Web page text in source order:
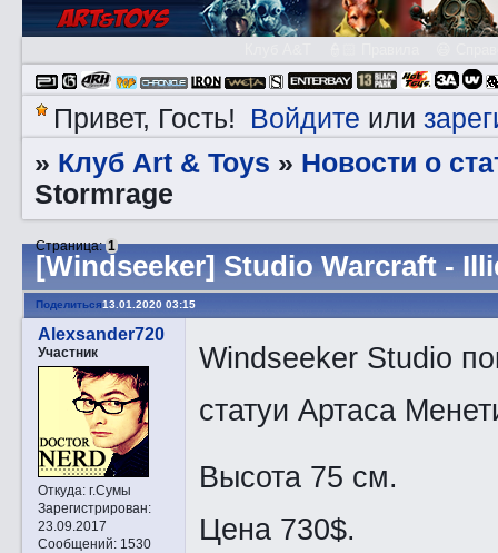
Привет, Гость! Войдите или
» Клуб Art & Toys » Новости о
Stormrage
[Windseeker] Studio Warcraft -
Страница:1
Поделиться13.01.2020 03:15
Alexsander720
Участник
Откуда:г.Сумы
Зарегистрирован:
23.09.2017
Сообщений:1530
Windseeker Studio
статуи Артаса
Высота 75 см.
Цена 730$.